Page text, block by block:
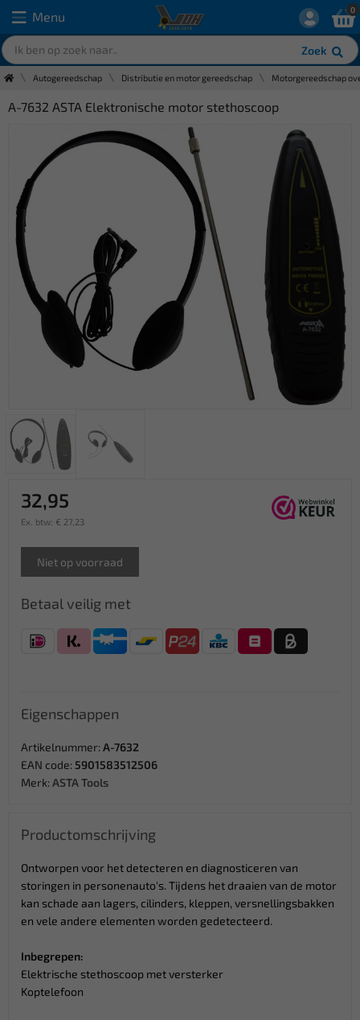
Menu
Zoek
0
Autogereedschap Distributie en motor gereedschap Motorgereedschap
A-7632 ASTA Elektronische motor stethoscoop
32,95
Ex. btw: € 27,23
Niet op voorraad
Betaal veilig met
Eigenschappen
Artikelnummer: A-7632
EAN code: 5901583512506
Merk: ASTA Tools
Productomschrijving
Ontworpen voor het detecteren en diagnosticeren van
storingen in personenauto's. Tijdens het draaien van de motor
kan schade aan lagers, cilinders, kleppen, versnellingsbakken
en vele andere elementen worden gedetecteerd.
Inbegrepen:
Elektrische stethoscoop met versterker
Koptelefoon